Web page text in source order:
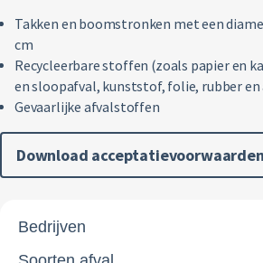
Takken en boomstronken met een
cm
Recycleerbare stoffen (zoals papier en
en sloopafval, kunststof, folie, rubber en
Gevaarlijke afvalstoffen
Download acceptatievoorwaarden
Bedrijven